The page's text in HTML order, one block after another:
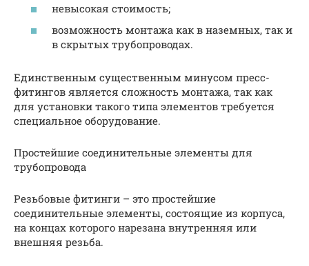
невысокая стоимость;
возможность монтажа как в наземных, так и
в скрытых трубопроводах.
Единственным существенным минусом пресс-
фитингов является сложность монтажа, так как
для установки такого типа элементов требуется
специальное оборудование.
Простейшие соединительные элементы для
трубопровода
Резьбовые фитинги – это простейшие
соединительные элементы, состоящие из корпуса,
на концах которого нарезана внутренняя или
внешняя резьба.